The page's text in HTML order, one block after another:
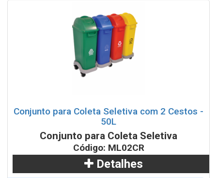
Conjunto para Coleta Seletiva com 2 Cestos -
50L
Conjunto para Coleta Seletiva
Código: ML02CR
Detalhes